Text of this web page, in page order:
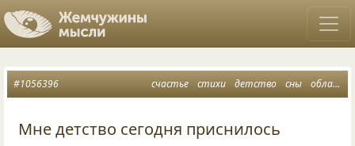
счастье стихи детство сны облака
#1056396
Мне детство сегодня приснилось